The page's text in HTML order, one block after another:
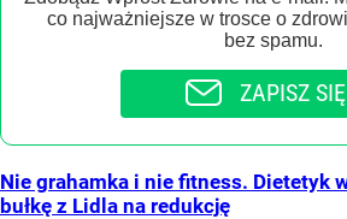
co najważniejsze w trosce o
bez spamu.
ZAPISZ SIĘ
Nie grahamka i nie fitness. Dietetyk
bułkę z Lidla na redukcję